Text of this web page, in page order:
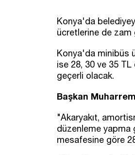
Konya'da
ücretlerine de zam
Konya'da minibüs
ise 28, 30 ve 35
geçerli olacak.
Başkan
"Akaryakıt,
düzenleme yapma
mesafesine göre